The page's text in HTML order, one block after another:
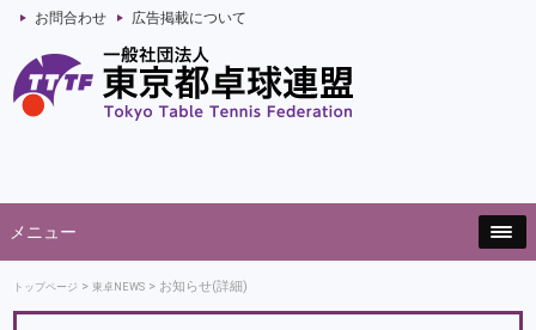
お問合わせ 広告掲載について
メニュー
トップページ 東卓NEWS お知らせ(詳細)